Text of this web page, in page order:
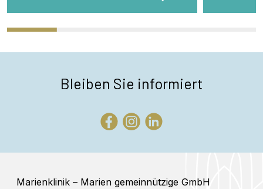
Bleiben Sie informiert
Marienklinik – Marien gemeinnützige GmbH